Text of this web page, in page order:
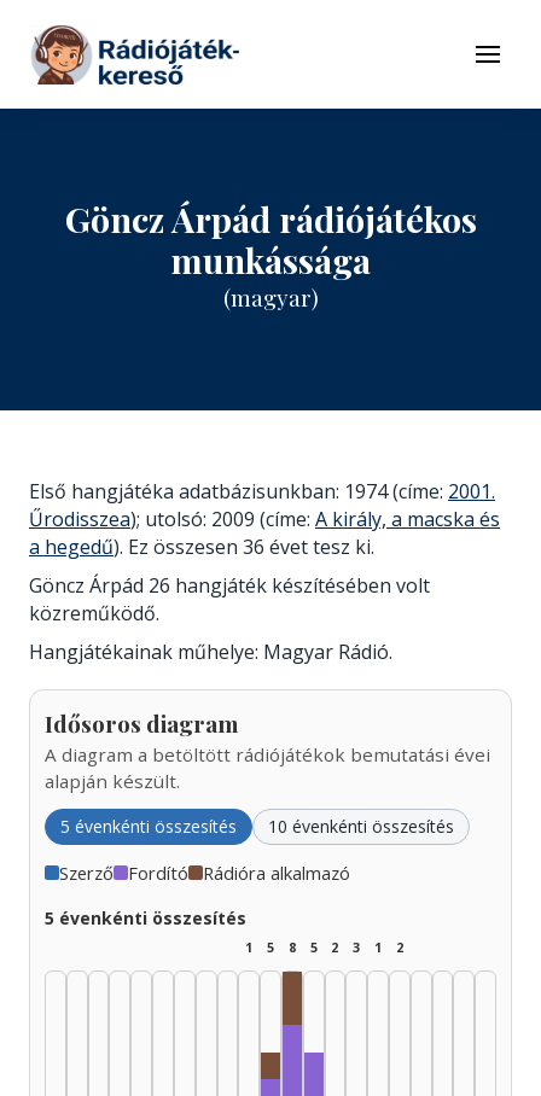
Tovább a tartalomhoz
Menü
Göncz Árpád rádiójátékos
munkássága
(magyar)
Első hangjátéka adatbázisunkban: 1974 (címe: 2001.
Űrodisszea); utolsó: 2009 (címe: A király, a macska és
a hegedű). Ez összesen 36 évet tesz ki.
Göncz Árpád 26 hangjáték készítésében volt
közreműködő.
Hangjátékainak műhelye: Magyar Rádió.
Idősoros diagram
A diagram a betöltött rádiójátékok bemutatási évei
alapján készült.
5 évenkénti összesítés 10 évenkénti összesítés
Szerző Fordító Rádióra alkalmazó
5 évenkénti összesítés
1 5
Rádióra alkalmazó,
8 5 2 3 1 2